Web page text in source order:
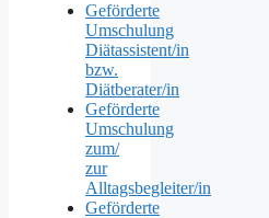
Geförderte
Umschulung
Diätassistent/in
bzw.
Diätberater/in
Geförderte
Umschulung
zum/
zur
Alltagsbegleiter/in
Geförderte